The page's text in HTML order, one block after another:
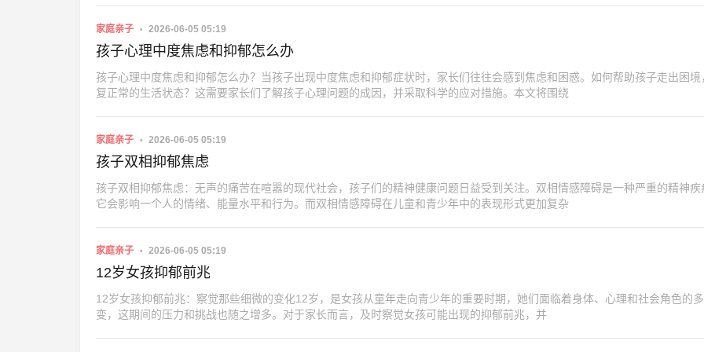
家庭亲子 2026-06-05 05:19
孩子心理中度焦虑和抑郁怎么办
孩子心理中度焦虑和抑郁怎么办？当孩子出现中度焦虑和抑郁症状时，家长们往往会感到焦虑和困惑。如何帮助孩子走出困境
复正常的生活状态？这需要家长们了解孩子心理问题的成因，并采取科学的应对措施。本文将围绕
家庭亲子 2026-06-05 05:19
孩子双相抑郁焦虑
孩子双相抑郁焦虑：无声的痛苦在喧嚣的现代社会，孩子们的精神健康问题日益受到关注。双相情感障碍是一种严重的精神疾
它会影响一个人的情绪、能量水平和行为。而双相情感障碍在儿童和青少年中的表现形式更加复杂
家庭亲子 2026-06-05 05:19
12岁女孩抑郁前兆
12岁女孩抑郁前兆：察觉那些细微的变化12岁，是女孩从童年走向青少年的重要时期，她们面临着身体、心理和社会角色的
变，这期间的压力和挑战也随之增多。对于家长而言，及时察觉女孩可能出现的抑郁前兆，并